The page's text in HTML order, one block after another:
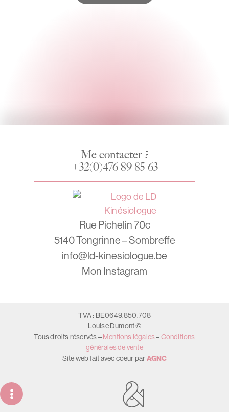
Me contacter ?
+32(0)476 89 85 63
Rue Pichelin 70c
5140 Tongrinne – Sombreffe
info@ld-kinesiologue.be
Mon Instagram
TVA : BE0649.850.708
Louise Dumont ©
Tous droits réservés –Mentions légales–Conditions
générales de vente
Site web fait avec coeur parAGNC